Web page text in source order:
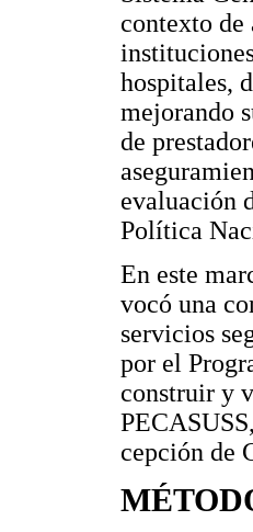
contexto
hospitales,
mejorando
de
evaluación
Política
En este
vocó una
servicios
por el
construir y
cepción de